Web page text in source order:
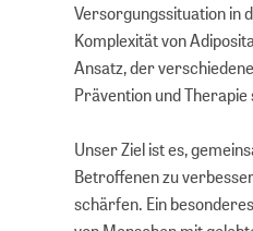
Versorgungssituation in
Komplexität von
Ansatz, der
Prävention und Therapie
Unser Ziel ist es,
Betroffenen zu
schärfen. Ein